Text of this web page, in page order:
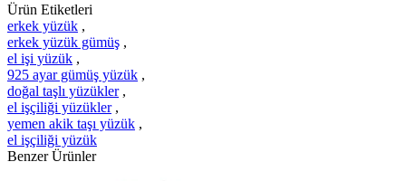
Ürün Etiketleri
erkek yüzük ,
erkek yüzük gümüş ,
el işi yüzük ,
925 ayar gümüş yüzük ,
doğal taşlı yüzükler ,
el işçiliği yüzükler ,
yemen akik taşı yüzük ,
el işçiliği yüzük
Benzer Ürünler